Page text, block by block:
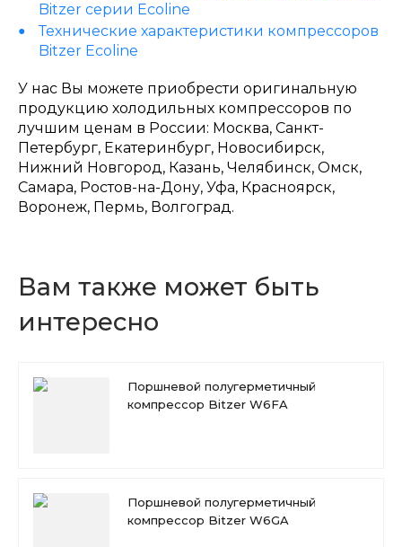
Bitzer серии Ecoline
Технические характеристики компрессоров
Bitzer Ecoline
У нас Вы можете приобрести оригинальную
продукцию холодильных компрессоров по
лучшим ценам в России: Москва, Санкт-
Петербург, Екатеринбург, Новосибирск,
Нижний Новгород, Казань, Челябинск, Омск,
Самара, Ростов-на-Дону, Уфа, Красноярск,
Воронеж, Пермь, Волгоград.
Вам также может быть
интересно
Поршневой полугерметичный
компрессор Bitzer W6FA
Поршневой полугерметичный
компрессор Bitzer W6GA